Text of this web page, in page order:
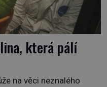
která pálí
na věci neznalého